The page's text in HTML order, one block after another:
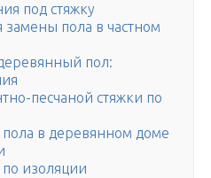
под стяжку
замены пола в частном
пол:
песчаной стяжки по
пола в деревянном доме
изоляции